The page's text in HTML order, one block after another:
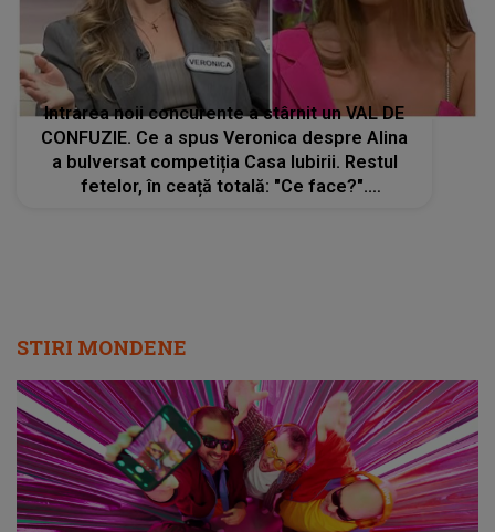
Intrarea noii concurente a stârnit un VAL DE
CONFUZIE. Ce a spus Veronica despre Alina
a bulversat competiția Casa Iubirii. Restul
fetelor, în ceață totală: "Ce face?".
STIRI MONDENE